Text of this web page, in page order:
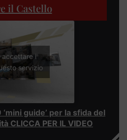
il Castello
accettare i
servizio
guide’ per la sfida del
CLICCA PER IL VIDEO